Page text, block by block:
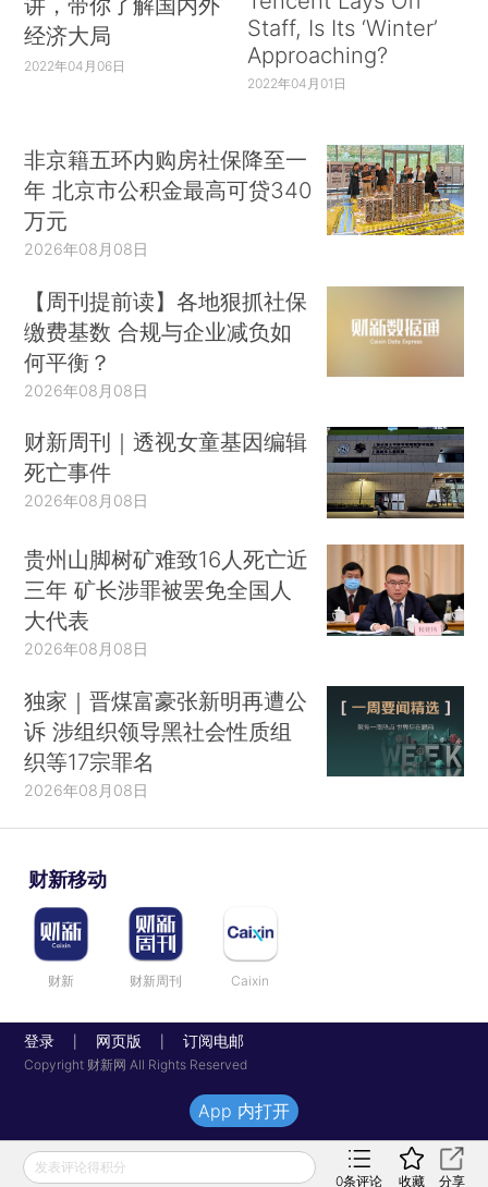
经济大局
2022年04月06日
Staff, Is Its ‘Winter’
Approaching?
2022年04月01日
非京籍五环内购房社保降至一
年 北京市公积金最高可贷340
万元
2026年08月08日
【周刊提前读】各地狠抓社保
缴费基数 合规与企业减负如
何平衡？
2026年08月08日
财新周刊｜透视女童基因编辑
死亡事件
2026年08月08日
贵州山脚树矿难致16人死亡近
三年 矿长涉罪被罢免全国人
大代表
2026年08月08日
独家｜晋煤富豪张新明再遭公
诉 涉组织领导黑社会性质组
织等17宗罪名
2026年08月08日
财新移动
财新 财新周刊 Caixin
登录 网页版 订阅电邮
Copyright 财新网 All Rights Reserved
发表评论得积分
0条评论 收藏 分享
App 内打开